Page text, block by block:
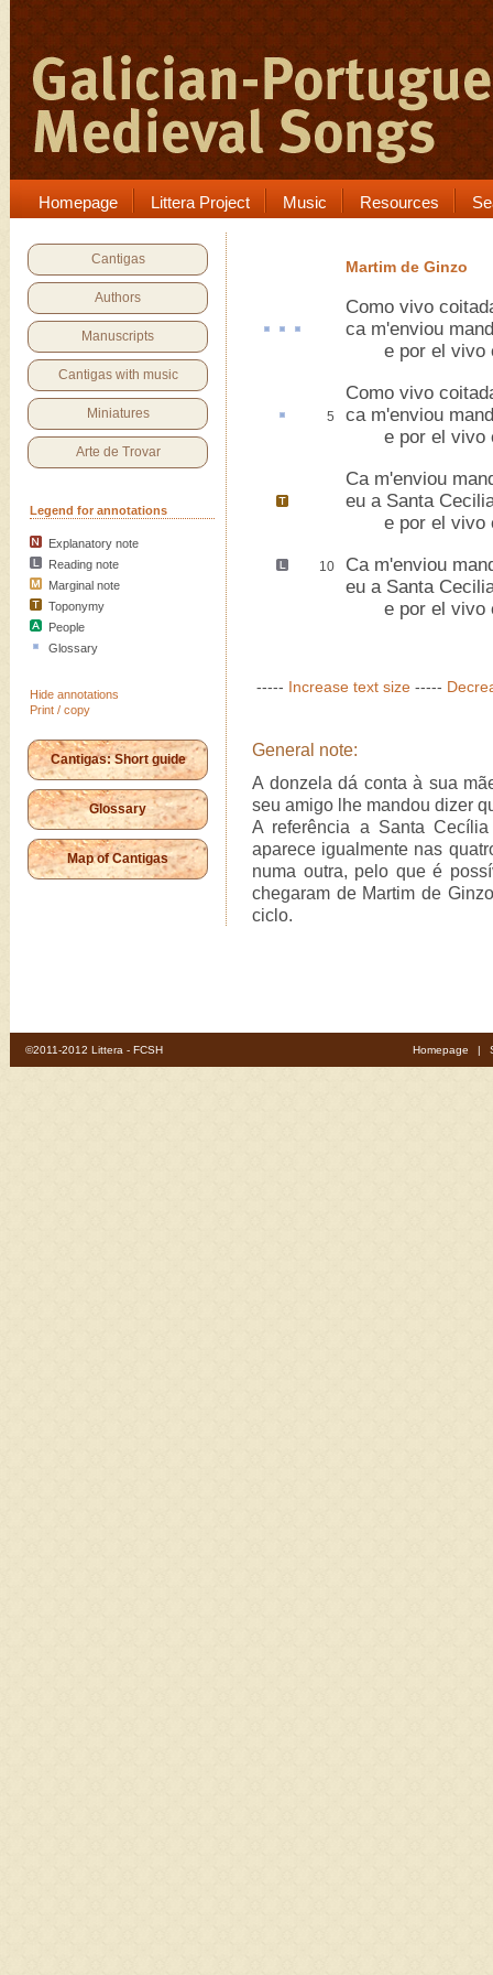
Homepage Littera Project Music Resources
Cantigas
Authors
Manuscripts
Cantigas with music
Miniatures
Arte de Trovar
Legend for annotations
Explanatory note
Reading note
Marginal note
Toponymy
People
Glossary
Hide annotations
Print / copy
Cantigas: Short guide
Glossary
Map of Cantigas
Martim de Ginzo
Como vivo
ca m'enviou
e por el vivo
Como vivo
5
ca m'enviou
e por el vivo
Ca m'enviou
eu a Santa
e por el vivo
10
Ca m'enviou
eu a Santa
e por el vivo
----- Increase text size -----
General note:
A donzela dá conta à sua
seu amigo lhe mandou dizer
A referência a Santa
aparece igualmente nas
numa outra, pelo que é
chegaram de Martim de
ciclo.
©2011-2012 Littera - FCSH Homepage |